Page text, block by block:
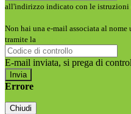
all'indirizzo indicato con le istruzioni
Non hai una e-mail associata al
tramite la
E-mail inviata, si prega di
Errore
Chiudi